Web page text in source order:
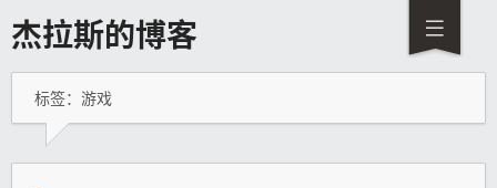
杰拉斯的博客
标签：游戏